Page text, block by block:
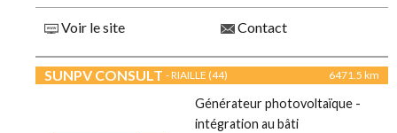
Voir le site Contact
SUNPV CONSULT - RIAILLE (44) 6471.5 km
Générateur photovoltaïque -
intégration au bâti